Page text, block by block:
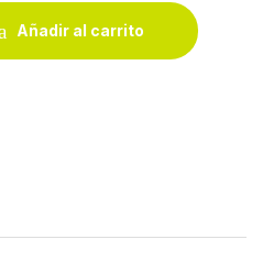
sin mango quantity
Añadir al carrito